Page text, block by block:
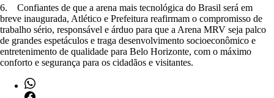
6. Confiantes de que a arena mais tecnológica do Brasil será em
breve inaugurada, Atlético e Prefeitura reafirmam o compromisso de
trabalho sério, responsável e árduo para que a Arena MRV seja palco
de grandes espetáculos e traga desenvolvimento socioeconômico e
entretenimento de qualidade para Belo Horizonte, com o máximo
conforto e segurança para os cidadãos e visitantes.